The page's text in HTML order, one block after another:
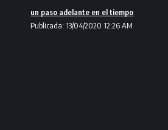
Publicada: 13/04/2020 12:26 AM
un paso adelante en el tiempo